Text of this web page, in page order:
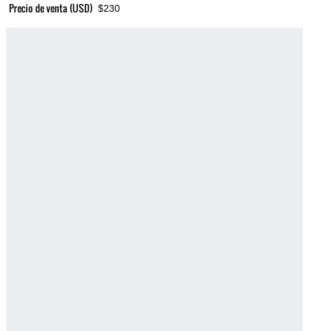
Precio de venta (USD) $230